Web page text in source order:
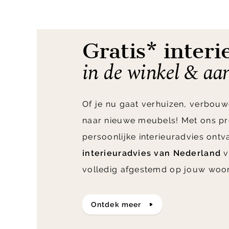
Gratis*
in de winkel &
Of je nu gaat verhuizen,
naar nieuwe meubels! Met ons
persoonlijke interieuradvies
interieuradvies van Nederland
volledig afgestemd op jouw
ontdek meer